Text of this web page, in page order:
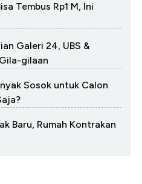
Tembus Rp1 M, Ini
Galeri 24, UBS &
gilaan
Sosok untuk Calon
Baru, Rumah Kontrakan